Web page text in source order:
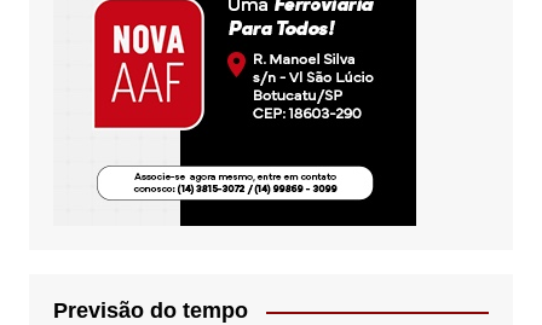
Previsão do tempo